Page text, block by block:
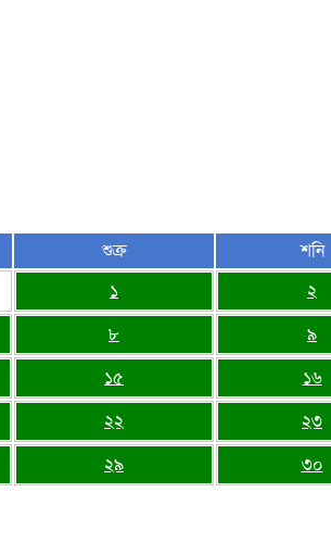
শুক্র শনি
১
২
৮ ৯
১৫ ১৬
২২ ২৩
২৯
৩০